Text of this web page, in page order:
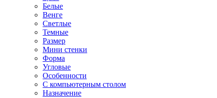
Белые
Венге
Светлые
Темные
Размер
Мини стенки
Форма
Угловые
Особенности
С компьютерным столом
Назначение